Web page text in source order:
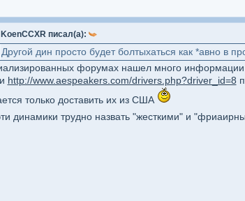
KoenCCXR писал(а):
Другой дин просто будет болтыхаться как *авно в
форумах нашел много
http://www.aespeakers.com/drivers.php?driver_id=8
только доставить их из США
динамики трудно назвать "жесткими" и